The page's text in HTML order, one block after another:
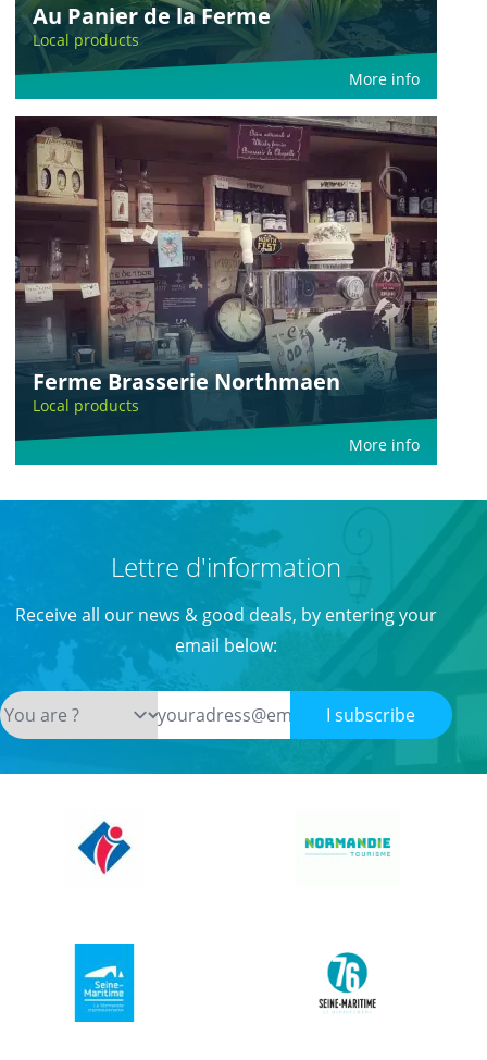
Au Panier de la Ferme
Local products
More info
Ferme Brasserie Northmaen
Local products
More info
Lettre d'information
Receive all our news & good deals, by entering your
email below:
I subscribe